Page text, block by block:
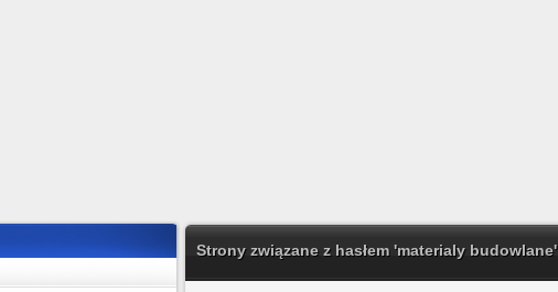
Strony związane z hasłem 'materialy